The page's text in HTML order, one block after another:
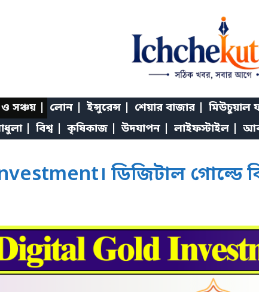
সঞ্চয় | লোন | ইন্সুরেন্স | শেয়ার বাজার | মিউচুয়াল
|
বিশ্ব | কৃষিকাজ | উদযাপন | লাইফস্টাইল |
ডিজিটাল গোল্ডে